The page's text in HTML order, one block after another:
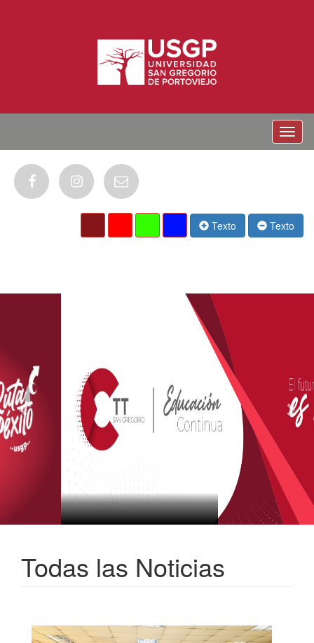
Menu
Texto Texto
Todas las Noticias